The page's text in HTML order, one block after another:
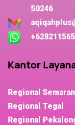
50246
Kantor
Regional
Regional Tegal
Regional